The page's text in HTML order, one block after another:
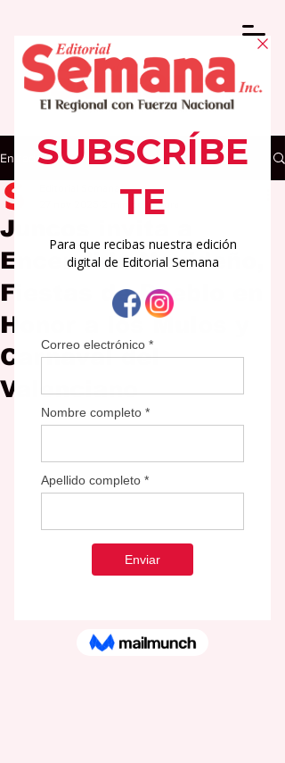
Entrada
Juncos invita a
Encendido Navideño,
Fiestas de Pueblo en
Honor a los Mulos y
Carnaval del
Valenciano
2 min de lectura